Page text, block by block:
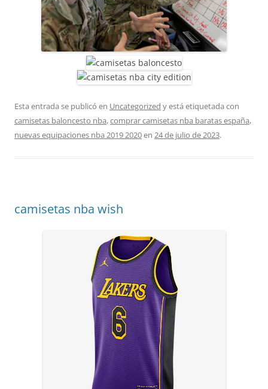
Esta entrada se publicó en Uncategorized y está etiquetada con
camisetas baloncesto nba,comprar camisetas nba baratas españa,
nuevas equipaciones nba 2019 2020en 24 de julio de 2023.
camisetas nba wish